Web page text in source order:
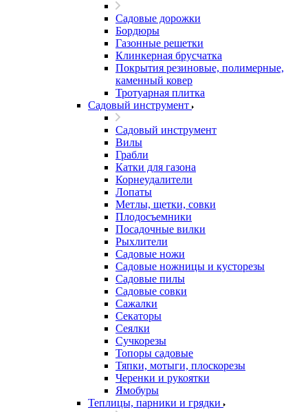
Садовые дорожки
Бордюры
Газонные решетки
Клинкерная брусчатка
Покрытия резиновые, полимерные,
каменный ковер
Тротуарная плитка
Садовый инструмент
Садовый инструмент
Вилы
Грабли
Катки для газона
Корнеудалители
Лопаты
Метлы, щетки, совки
Плодосъемники
Посадочные вилки
Рыхлители
Садовые ножи
Садовые ножницы и кусторезы
Садовые пилы
Садовые совки
Сажалки
Секаторы
Сеялки
Сучкорезы
Топоры садовые
Тяпки, мотыги, плоскорезы
Черенки и рукоятки
Ямобуры
Теплицы, парники и грядки